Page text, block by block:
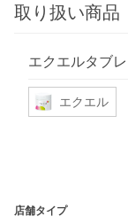
取り扱い商品
エクエルタブレ
エクエル
店舗タイプ